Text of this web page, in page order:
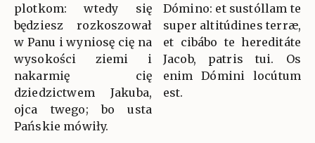
plotkom: wtedy się
będziesz rozkoszował
w Panu i wyniosę cię na
wysokości ziemi i
nakarmię cię
dziedzictwem Jakuba,
ojca twego; bo usta
Pańskie mówiły.
Dómino: et sustóllam te
super altitúdines terræ,
et cibábo te hereditáte
Jacob, patris tui. Os
enim Dómini locútum
est.